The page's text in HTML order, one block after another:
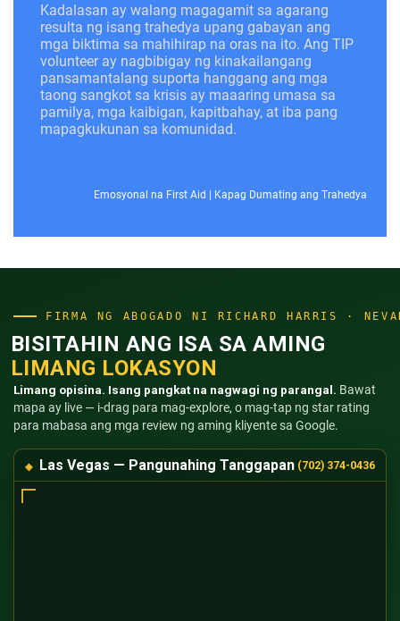
Kadalasan ay walang magagamit sa agarang
resulta ng isang trahedya upang gabayan ang
mga biktima sa mahihirap na oras na ito. Ang TIP
volunteer ay nagbibigay ng kinakailangang
pansamantalang suporta hanggang ang mga
taong sangkot sa krisis ay maaaring umasa sa
pamilya, mga kaibigan, kapitbahay, at iba pang
mapagkukunan sa komunidad.
Emosyonal na First Aid | Kapag Dumating ang Trahedya
FIRMA NG ABOGADO NI RICHARD HARRIS ·
BISITAHIN ANG ISA SA AMING
LIMANG LOKASYON
Limang opisina. Isang pangkat na nagwagi ng parangal. Bawat
mapa ay live — i-drag para mag-explore, o mag-tap ng star rating
para mabasa ang mga review ng aming kliyente sa Google.
Las Vegas — Pangunahing Tanggapan (702) 374-0436